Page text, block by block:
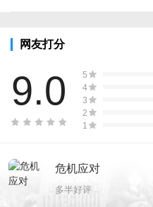
网友打分
9.0
5
4
3
2
1
危机应对
多半好评